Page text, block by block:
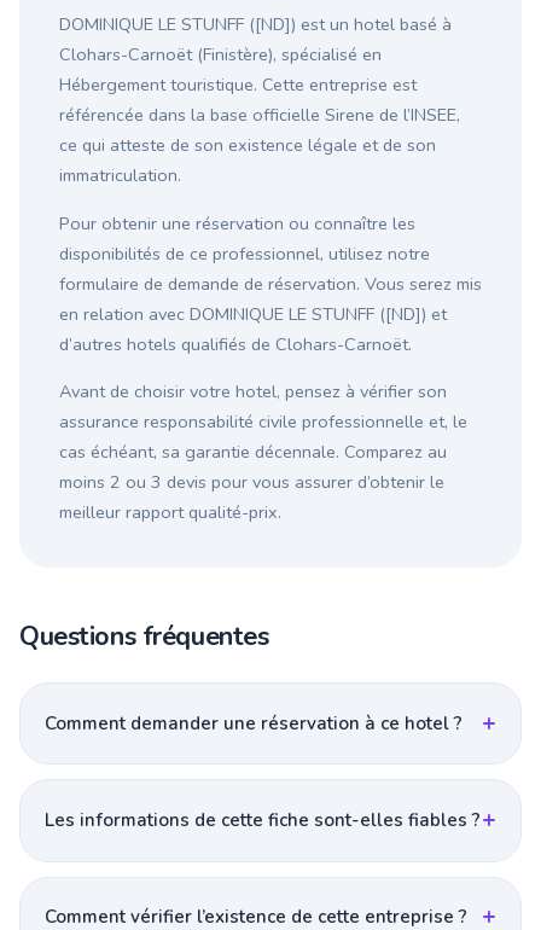
DOMINIQUE LE STUNFF ([ND]) est un hotel basé à
Clohars-Carnoët (Finistère), spécialisé en
Hébergement touristique. Cette entreprise est
référencée dans la base officielle Sirene de l’INSEE,
ce qui atteste de son existence légale et de son
immatriculation.
Pour obtenir une réservation ou connaître les
disponibilités de ce professionnel, utilisez notre
formulaire de demande de réservation. Vous serez mis
en relation avec DOMINIQUE LE STUNFF ([ND]) et
d’autres hotels qualifiés de Clohars-Carnoët.
Avant de choisir votre hotel, pensez à vérifier son
assurance responsabilité civile professionnelle et, le
cas échéant, sa garantie décennale. Comparez au
moins 2 ou 3 devis pour vous assurer d’obtenir le
meilleur rapport qualité-prix.
Questions fréquentes
Comment demander une réservation à ce hotel ?
Les informations de cette fiche sont-elles fiables ?
Comment vérifier l’existence de cette entreprise ?